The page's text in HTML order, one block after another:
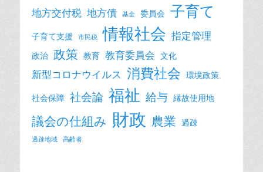
地方交付税 地方債 基金 委員会 子育て
子育て支援 市民税 情報社会 指定管理
政治 政策 教育 教育委員会 文化
新型コロナウイルス 消費社会 環境政策
社会保障 社会論 福祉 給与 縁故使用地
議会の仕組み 財政 農業 過疎
過疎地域 高齢者